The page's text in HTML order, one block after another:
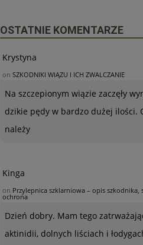
OSTATNIE KOMENTARZE
Krystyna
on SZKODNIKI WIĄZU I ICH ZWALCZANIE
Na szczepionym wiązie zaczęły
dzikie pędy w bardzo dużej ilości.
należy
Kinga
on Przylepnica szklarniowa – opis szkodnika,
ochrona
Dzień dobry. Mam tego
aktinidii, dolnych liściach i